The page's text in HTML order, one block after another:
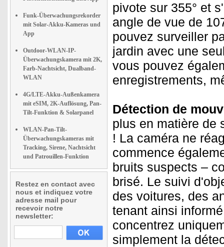
Funk-Überwachungsrekorder
mit Solar-Akku-Kameras und
App
Outdoor-WLAN-IP-
Überwachungskamera mit 2K,
Farb-Nachtsicht, Dualband-
WLAN
4G/LTE-Akku-Außenkamera
mit eSIM, 2K-Auflösung, Pan-
Tilt-Funktion & Solarpanel
WLAN-Pan-Tilt-
Überwachungskameras mit
Tracking, Sirene, Nachtsicht
und Patrouillen-Funktion
Restez en contact avec
nous et indiquez votre
adresse mail pour
recevoir notre
newsletter:
pivote sur 355° et
angle de vue de
pouvez surveiller
jardin avec une
vous pouvez
enregistrements,
Détection de
plus en matière de
! La caméra ne
commence
bruits suspects –
brisé. Le suivi
des voitures, des
tenant ainsi
concentrez
simplement la